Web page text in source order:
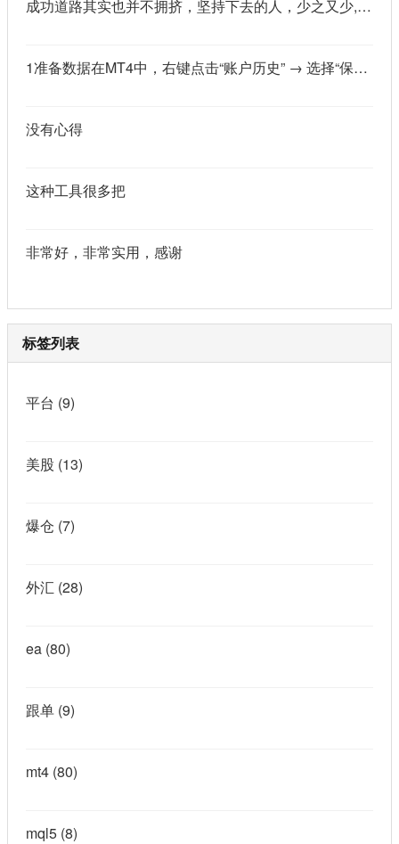
成功道路其实也并不拥挤，坚持下去的人，少之又少,说的真好
1准备数据在MT4中，右键点击“账户历史” → 选择“保存为详细户口结单” → 保存为一个HTML文件。用Excel打开这个HTML文件，或者打开它并复制全部内容，粘贴到一个空白Excel工作表中。2使用你的.xlsm文件打开你已经保存好的“MT4报表合并神器.xlsm”文件。将上一步中未处理的两行数据，复制并粘贴到这个.xlsm文件的第一个工作表中。3运行宏在Excel中，按快捷键 Alt + F8 打开“宏”对话框。选择名为 MergeMT4Statement_Ultimate 的宏，然后点击“执行”或“运行”。4完成宏运行后，你会发现原本错位成两行的数据，已经自动合并成一行了。
没有心得
这种工具很多把
非常好，非常实用，感谢
标签列表
平台 (9)
美股 (13)
爆仓 (7)
外汇 (28)
ea (80)
跟单 (9)
mt4 (80)
mql5 (8)